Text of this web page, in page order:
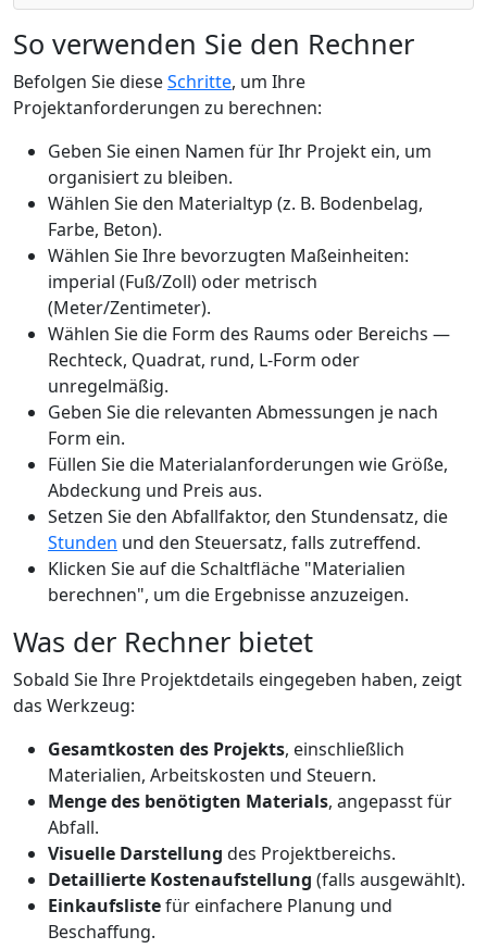
So verwenden Sie den Rechner
Befolgen Sie dieseSchritte, um Ihre
Projektanforderungen zu berechnen:
Geben Sie einen Namen für Ihr Projekt ein, um
organisiert zu bleiben.
Wählen Sie den Materialtyp (z. B. Bodenbelag,
Farbe, Beton).
Wählen Sie Ihre bevorzugten Maßeinheiten:
imperial (Fuß/Zoll) oder metrisch
(Meter/Zentimeter).
Wählen Sie die Form des Raums oder Bereichs —
Rechteck, Quadrat, rund, L-Form oder
unregelmäßig.
Geben Sie die relevanten Abmessungen je nach
Form ein.
Füllen Sie die Materialanforderungen wie Größe,
Abdeckung und Preis aus.
Setzen Sie den Abfallfaktor, den Stundensatz, die
Stunden und den Steuersatz, falls zutreffend.
Klicken Sie auf die Schaltfläche "Materialien
berechnen", um die Ergebnisse anzuzeigen.
Was der Rechner bietet
Sobald Sie Ihre Projektdetails eingegeben haben, zeigt
das Werkzeug:
Gesamtkosten des Projekts, einschließlich
Materialien, Arbeitskosten und Steuern.
Menge des benötigten Materials, angepasst für
Abfall.
Visuelle Darstellung des Projektbereichs.
Detaillierte Kostenaufstellung (falls ausgewählt).
Einkaufslistefür einfachere Planung und
Beschaffung.